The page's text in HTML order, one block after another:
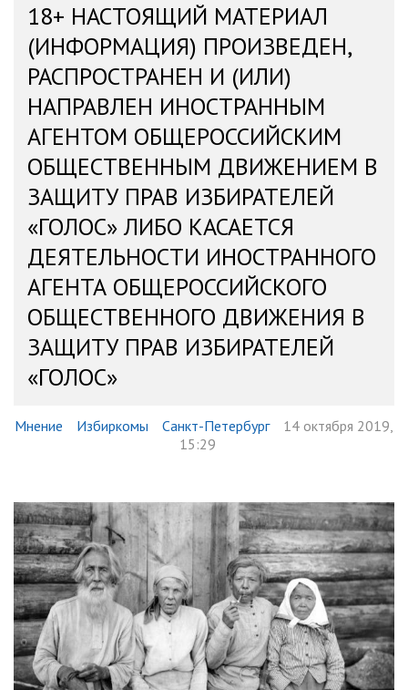
18+ НАСТОЯЩИЙ МАТЕРИАЛ
(ИНФОРМАЦИЯ) ПРОИЗВЕДЕН,
РАСПРОСТРАНЕН И (ИЛИ)
НАПРАВЛЕН ИНОСТРАННЫМ
АГЕНТОМ ОБЩЕРОССИЙСКИМ
ОБЩЕСТВЕННЫМ ДВИЖЕНИЕМ В
ЗАЩИТУ ПРАВ ИЗБИРАТЕЛЕЙ
«ГОЛОС» ЛИБО КАСАЕТСЯ
ДЕЯТЕЛЬНОСТИ ИНОСТРАННОГО
АГЕНТА ОБЩЕРОССИЙСКОГО
ОБЩЕСТВЕННОГО ДВИЖЕНИЯ В
ЗАЩИТУ ПРАВ ИЗБИРАТЕЛЕЙ
«ГОЛОС»
Мнение Избиркомы Санкт-Петербург
14 октября 2019,
15:29